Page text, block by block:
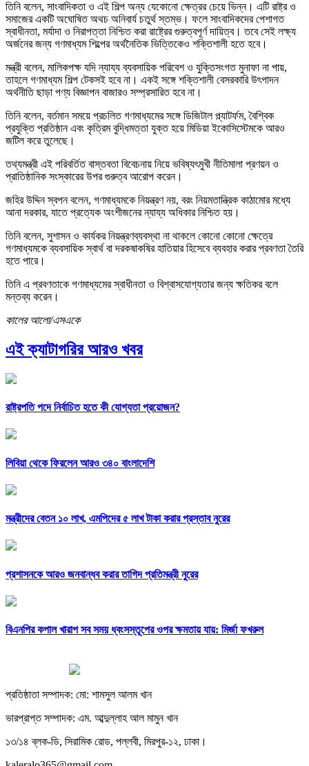
তিনি বলেন, সাংবাদিকতা ও এই শিল্প অন্য যেকোনো ক্ষেত্রর চেয়ে ভিন্ন। এটি রাষ্ট্র ও
সমাজের একটি অঘোষিত অথচ অনিবার্য চতুর্থ স্তম্ভ। ফলে সাংবাদিকদের পেশাগত
স্বাধীনতা, মর্যাদা ও নিরাপত্তা নিশ্চিত করা রাষ্ট্রের গুরুত্বপূর্ণ দায়িত্ব। তবে সেই লক্ষ্য
অর্জনের জন্য গণমাধ্যম শিল্পের অর্থনৈতিক ভিত্তিকেও শক্তিশালী হতে হবে।
মন্ত্রী বলেন, মালিকপক্ষ যদি ন্যায্য ব্যবসায়িক পরিবেশ ও যুক্তিসংগত মুনাফা না পায়,
তাহলে গণমাধ্যম শিল্প টেকসই হবে না। একই সঙ্গে শক্তিশালী বেসরকারি উৎপাদন
অর্থনীতি ছাড়া পণ্য বিজ্ঞাপন বাজারও সম্প্রসারিত হবে না।
তিনি বলেন, বর্তমান সময়ে প্রচলিত গণমাধ্যমের সঙ্গে ডিজিটাল প্ল্যাটর্ফম, বৈশ্বিক
প্রযুক্তি প্রতিষ্ঠান এবং কৃত্রিম বুদ্ধিমত্তা যুক্ত হয়ে মিডিয়া ইকোসিস্টেমকে আরও
জটিল করে তুলেছে।
তথ্যমন্ত্রী এই পরিবর্তিত বাস্তবতা বিবেচনায় নিয়ে ভবিষ্যৎমুখী নীতিমালা প্রণয়ন ও
প্রাতিষ্ঠানিক সংস্কারের উপর গুরুত্ব আরোপ করেন।
জহির উদ্দিন স্বপন বলেন, গণমাধ্যমকে নিয়ন্ত্রণ নয়, বরং নিয়মতান্ত্রিক কাঠামোর মধ্যে
আনা দরকার, যাতে প্রত্যেক অংশীজনের ন্যায্য অধিকার নিশ্চিত হয়।
তিনি বলেন, সুশাসন ও কার্যকর নিয়ন্ত্রণব্যবস্থা না থাকলে কোনো কোনো ক্ষেত্রে
গণমাধ্যমকে ব্যবসায়িক স্বার্থ বা দরকষাকষির হাতিয়ার হিসেবে ব্যবহার করার প্রবণতা তৈরি
হতে পারে।
তিনি এ প্রবণতাকে গণমাধ্যমের স্বাধীনতা ও বিশ্বাসযোগ্যতার জন্য ক্ষতিকর বলে
মন্তব্য করেন।
কালের আলো/এসএকে
এই ক্যাটাগরির আরও খবর
রাষ্ট্রপতি পদে নির্বাচিত হতে কী যোগ্যতা প্রয়োজন?
লিবিয়া থেকে ফিরলেন আরও ৩৪০ বাংলাদেশি
মন্ত্রীদের বেতন ১০ লাখ, এমপিদের ৫ লাখ টাকা করার প্রস্তাব নুরের
প্রশাসনকে আরও জনবান্ধব করার তাগিদ প্রতিমন্ত্রী নুরের
বিএনপির কপাল খারাপ সব সময় ধ্বংসস্তূপের ওপর ক্ষমতায় যায়: মির্জা ফখরুল
প্রতিষ্ঠাতা সম্পাদক: মো: শামসুল আলম খান
ভারপ্রাপ্ত সম্পাদক: এম. আব্দুল্লাহ আল মামুন খান
১৩/১৪ ব্লক-ডি, সিরামিক রোড, পল্লবী, মিরপুর-১২, ঢাকা।